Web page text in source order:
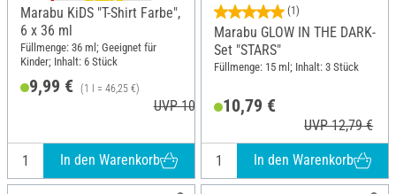
Marabu KiDS "T-Shirt Farbe",
6 x 36 ml
Füllmenge: 36 ml; Geeignet für
Kinder; Inhalt: 6 Stück
9,99 € (1 l = 46,25 €)
UVP 10,99 €
In den Warenkorb
(1)
Marabu GLOW IN THE DARK-
Set "STARS"
Füllmenge: 15 ml; Inhalt: 3 Stück
10,79 €
UVP 12,79 €
In den Warenkorb